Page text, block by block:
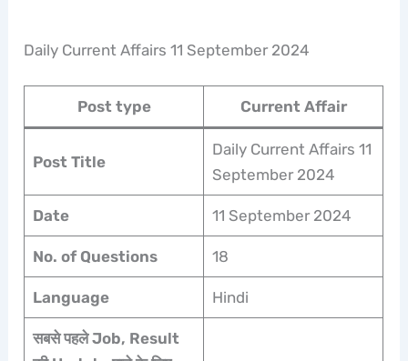
Daily Current Affairs 11 September 2024
Post type Current Affair
Post Title
Daily Current Affairs 11
September 2024
Date 11 September 2024
No. of Questions 18
Language Hindi
सबसे पहले Job, Result